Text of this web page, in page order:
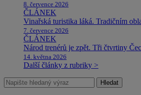
8. července 2026
ČLÁNEK
Vinařská turistika láká. Tradičním
7. července 2026
ČLÁNEK
Národ trenérů je zpět. Tři čtvrtiny
14. května 2026
Další články z rubriky >
Hledat